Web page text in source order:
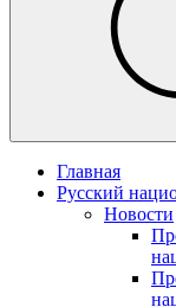
Главная
Русский
Новости